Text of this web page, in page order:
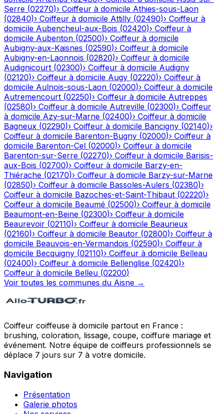
Serre (02270)› Coiffeur à domicile Athies-sous-Laon
(02840)› Coiffeur à domicile Attilly (02490)› Coiffeur à
domicile Aubencheul-aux-Bois (02420)› Coiffeur à
domicile Aubenton (02500)› Coiffeur à domicile
Aubigny-aux-Kaisnes (02590)› Coiffeur à domicile
Aubigny-en-Laonnois (02820)› Coiffeur à domicile
Audignicourt (02300)› Coiffeur à domicile Audigny
(02120)› Coiffeur à domicile Augy (02220)› Coiffeur à
domicile Aulnois-sous-Laon (02000)› Coiffeur à domicile
Autremencourt (02250)› Coiffeur à domicile Autreppes
(02580)› Coiffeur à domicile Autreville (02300)› Coiffeur
à domicile Azy-sur-Marne (02400)› Coiffeur à domicile
Bagneux (02290)› Coiffeur à domicile Bancigny (02140)›
Coiffeur à domicile Barenton-Bugny (02000)› Coiffeur à
domicile Barenton-Cel (02000)› Coiffeur à domicile
Barenton-sur-Serre (02270)› Coiffeur à domicile Barisis-
aux-Bois (02700)› Coiffeur à domicile Barzy-en-
Thiérache (02170)› Coiffeur à domicile Barzy-sur-Marne
(02850)› Coiffeur à domicile Bassoles-Aulers (02380)›
Coiffeur à domicile Bazoches-et-Saint-Thibaut (02220)›
Coiffeur à domicile Beaumé (02500)› Coiffeur à domicile
Beaumont-en-Beine (02300)› Coiffeur à domicile
Beaurevoir (02110)› Coiffeur à domicile Beaurieux
(02160)› Coiffeur à domicile Beautor (02800)› Coiffeur à
domicile Beauvois-en-Vermandois (02590)› Coiffeur à
domicile Becquigny (02110)› Coiffeur à domicile Belleau
(02400)› Coiffeur à domicile Bellenglise (02420)›
Coiffeur à domicile Belleu (02200)
Voir toutes les communes du Aisne →
Coiffeur coiffeuse à domicile partout en France :
brushing, coloration, lissage, coupe, coiffure mariage et
événement. Notre équipe de coiffeurs professionnels se
déplace 7 jours sur 7 à votre domicile.
Navigation
Présentation
Galerie photos